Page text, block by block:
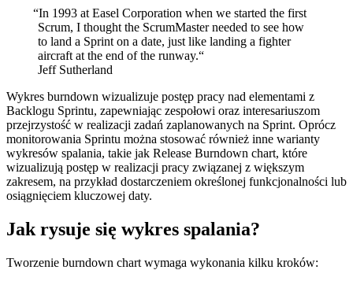
“In 1993 at Easel Corporation when we started the first
Scrum, I thought the ScrumMaster needed to see how
to land a Sprint on a date, just like landing a fighter
aircraft at the end of the runway.“
Jeff Sutherland
Wykres burndown wizualizuje postęp pracy nad elementami z
Backlogu Sprintu, zapewniając zespołowi oraz interesariuszom
przejrzystość w realizacji zadań zaplanowanych na Sprint. Oprócz
monitorowania Sprintu można stosować również inne warianty
wykresów spalania, takie jak Release Burndown chart, które
wizualizują postęp w realizacji pracy związanej z większym
zakresem, na przykład dostarczeniem określonej funkcjonalności lub
osiągnięciem kluczowej daty.
Jak rysuje się wykres spalania?
Tworzenie burndown chart wymaga wykonania kilku kroków: